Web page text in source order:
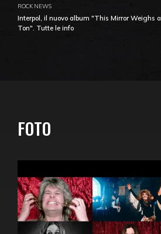
ROCK NEWS
Interpol, il nuovo album "This Mirror Weighs a
Ton". Tutte le info
FOTO